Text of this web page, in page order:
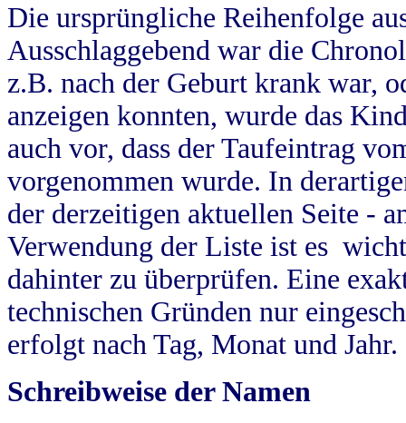
Die ursprüngliche Reihenfolge
Ausschlaggebend war die
z.B. nach der Geburt krank war,
anzeigen konnten, wurde das
auch vor, dass der Taufeintrag
vorgenommen wurde. In
der derzeitigen aktuellen Seite -
Verwendung der Liste ist es
dahinter zu überprüfen. Eine
technischen Gründen nur
erfolgt nach Tag, Monat und Jahr.
Schreibweise der Namen